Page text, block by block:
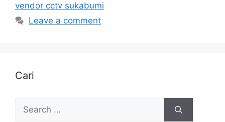
vendor cctv sukabumi
Leave a comment
Cari
Search
for: